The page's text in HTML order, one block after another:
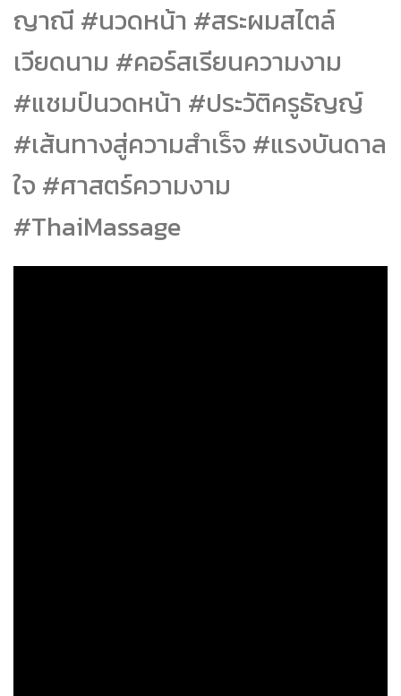
ญาณี #นวดหน้า #สระผมสไตล์
เวียดนาม #คอร์สเรียนความงาม
#แชมป์นวดหน้า #ประวัติครูธัญญ์
#เส้นทางสู่ความสำเร็จ #แรงบันดาล
ใจ #ศาสตร์ความงาม
#ThaiMassage